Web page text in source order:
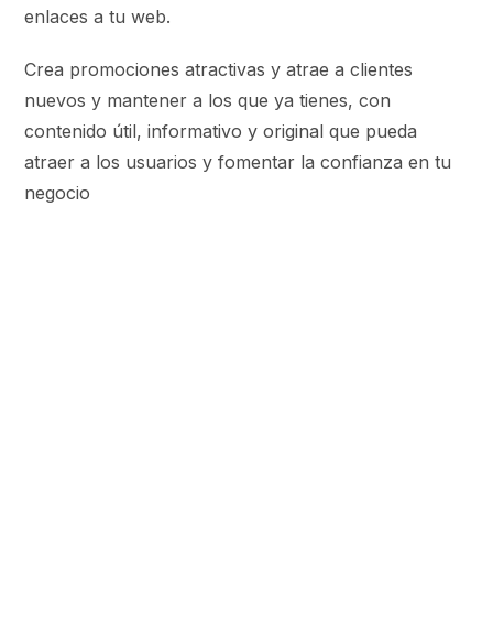
enlaces a tu web.
Crea promociones atractivas y atrae a clientes
nuevos y mantener a los que ya tienes, con
contenido útil, informativo y original que pueda
atraer a los usuarios y fomentar la confianza en tu
negocio